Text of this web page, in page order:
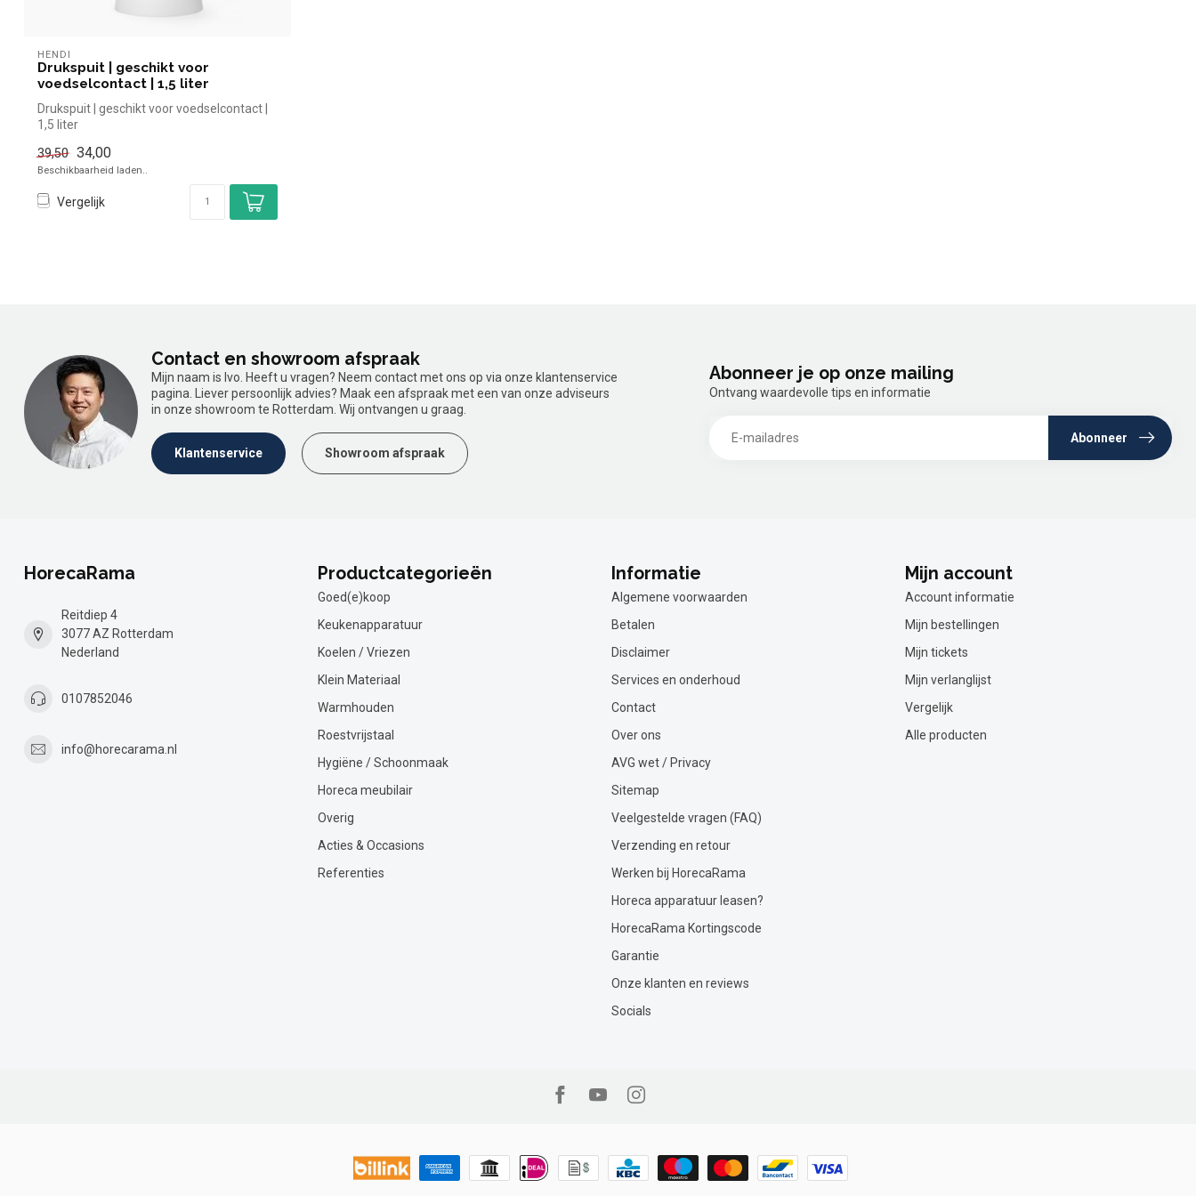
HENDI
Drukspuit | geschikt voor
voedselcontact | 1,5 liter
Drukspuit | geschikt voor voedselcontact |
1,5 liter
39,50 34,00
Beschikbaarheid laden..
Vergelijk
Contact en showroom afspraak
Mijn naam is Ivo. Heeft u vragen? Neem contact met ons op via onze klantenservice
pagina. Liever persoonlijk advies? Maak een afspraak met een van onze adviseurs
in onze showroom te Rotterdam. Wij ontvangen u graag.
Klantenservice Showroom afspraak
Abonneer je op onze mailing
Ontvang waardevolle tips en informatie
Abonneer
HorecaRama
Reitdiep 4
3077 AZ Rotterdam
Nederland
0107852046
info@horecarama.nl
Productcategorieën
Goed(e)koop
Keukenapparatuur
Koelen / Vriezen
Klein Materiaal
Warmhouden
Roestvrijstaal
Hygiëne / Schoonmaak
Horeca meubilair
Overig
Acties & Occasions
Referenties
Informatie
Algemene voorwaarden
Betalen
Disclaimer
Services en onderhoud
Contact
Over ons
AVG wet / Privacy
Sitemap
Veelgestelde vragen (FAQ)
Verzending en retour
Werken bij HorecaRama
Horeca apparatuur leasen?
HorecaRama Kortingscode
Garantie
Onze klanten en reviews
Socials
Mijn account
Account informatie
Mijn bestellingen
Mijn tickets
Mijn verlanglijst
Vergelijk
Alle producten